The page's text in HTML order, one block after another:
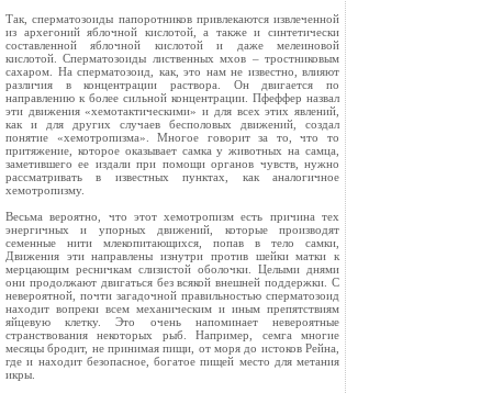
Так, сперматозоиды папоротников привлекаются извлеченной
из архегоний яблочной кислотой, а также и синтетически
составленной яблочной кислотой и даже мелеиновой
кислотой. Сперматозоиды лиственных мхов – тростниковым
сахаром. На сперматозоид, как, это нам не известно, влияют
различия в концентрации раствора. Он двигается по
направлению к более сильной концентрации. Пфеффер назвал
эти движения «хемотактическими» и для всех этих явлений,
как и для других случаев бесполовых движений, создал
понятие «хемотропизма». Многое говорит за то, что то
притяжение, которое оказывает самка у животных на самца,
заметившего ее издали при помощи органов чувств, нужно
рассматривать в известных пунктах, как аналогичное
хемотропизму.
Весьма вероятно, что этот хемотропизм есть причина тех
энергичных и упорных движений, которые производят
семенные нити млекопитающихся, попав в тело самки,
Движения эти направлены изнутри против шейки матки к
мерцающим ресничкам слизистой оболочки. Целыми днями
они продолжают двигаться без всякой внешней поддержки. С
невероятной, почти загадочной правильностью сперматозоид
находит вопреки всем механическим и иным препятствиям
яйцевую клетку. Это очень напоминает невероятные
странствования некоторых рыб. Например, семга многие
месяцы бродит, не принимая пищи, от моря до истоков Рейна,
где и находит безопасное, богатое пищей место для метания
икры.